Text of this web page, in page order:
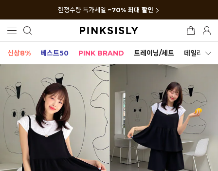
한정수량 특가세일 ~70% 최대 할인
신상8% 베스트50 PINK BRAND 트레이닝/세트 데일리세트